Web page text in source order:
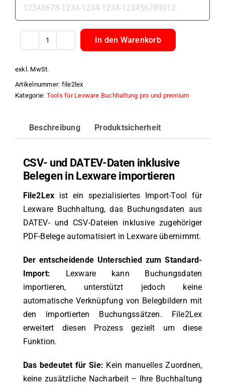
DATEV
mit
Belegen
Lexware
importieren
File2Lex
Menge
In den Warenkorb
exkl. MwSt.
Artikelnummer: file2lex
Kategorie: Tools für Lexware Buchhaltung pro und premium
Beschreibung Produktsicherheit
CSV- und DATEV-Daten inklusive
Belegen in Lexware importieren
File2Lex ist ein spezialisiertes Import-Tool für
Lexware Buchhaltung, das Buchungsdaten aus
DATEV- und CSV-Dateien inklusive zugehöriger
PDF-Belege automatisiert in Lexware übernimmt.
Der entscheidende Unterschied zum Standard-
Import: Lexware kann Buchungsdaten
importieren, unterstützt jedoch keine
automatische Verknüpfung von Belegbildern mit
den importierten Buchungssätzen. File2Lex
erweitert diesen Prozess gezielt um diese
Funktion.
Das bedeutet für Sie: Kein manuelles Zuordnen,
keine zusätzliche Nacharbeit – Ihre Buchhaltung